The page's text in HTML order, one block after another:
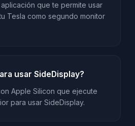
que te permite usar
Tesla como segundo monitor
usar SideDisplay?
Apple Silicon que ejecute
para usar SideDisplay.